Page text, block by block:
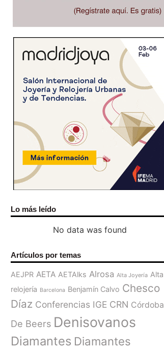
Lo más leído
No data was found
Artículos por temas
AEJPR AETA AETAlks Alrosa Alta Joyería Alta
relojería Barcelona Benjamín Calvo Chesco
Díaz Conferencias IGE CRN Córdoba
De Beers Denisovanos
Diamantes Diamantes